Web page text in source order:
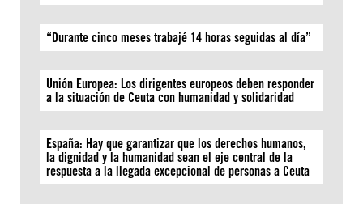
“Durante cinco meses trabajé 14 horas seguidas al día”
Unión Europea: Los dirigentes europeos deben responder
a la situación de Ceuta con humanidad y solidaridad
España: Hay que garantizar que los derechos humanos,
la dignidad y la humanidad sean el eje central de la
respuesta a la llegada excepcional de personas a Ceuta